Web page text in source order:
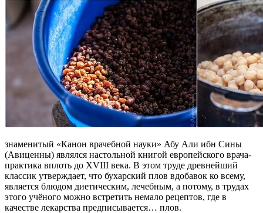
знаменитый «Канон врачебной науки» Абу Али ибн Сины
(Авиценны) являлся настольной книгой европейского врача-
практика вплоть до XVIII века. В этом труде древнейший
классик утверждает, что бухарский плов вдобавок ко всему,
является блюдом диетическим, лечебным, а потому, в трудах
этого учёного можно встретить немало рецептов, где в
качестве лекарства предписывается… плов.